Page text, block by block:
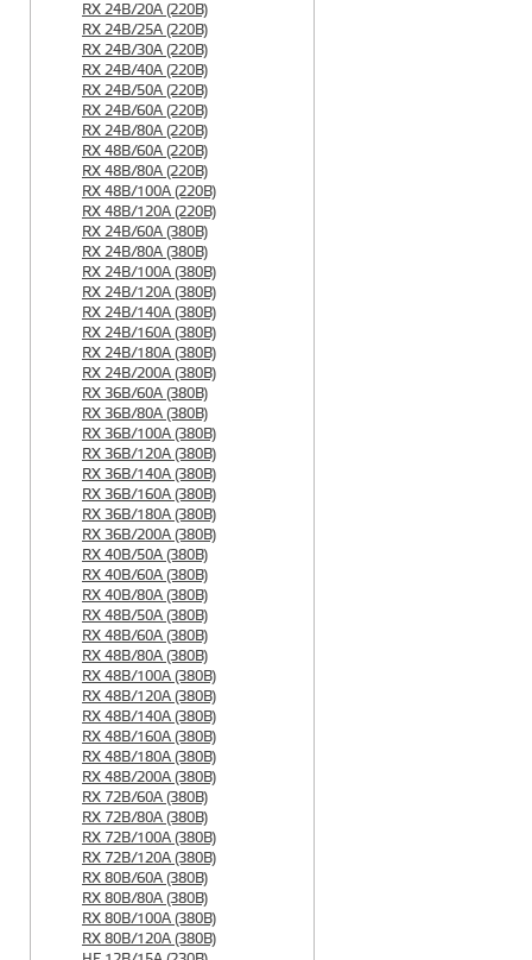
RX 24B/20A (220B)
RX 24B/25A (220B)
RX 24B/30A (220B)
RX 24B/40A (220B)
RX 24B/50A (220B)
RX 24B/60A (220B)
RX 24B/80A (220B)
RX 48B/60A (220B)
RX 48B/80A (220B)
RX 48B/100A (220B)
RX 48B/120A (220B)
RX 24B/60A (380B)
RX 24B/80A (380B)
RX 24B/100A (380B)
RX 24B/120A (380B)
RX 24B/140A (380B)
RX 24B/160A (380B)
RX 24B/180A (380B)
RX 24B/200A (380B)
RX 36B/60A (380B)
RX 36B/80A (380B)
RX 36B/100A (380B)
RX 36B/120A (380B)
RX 36B/140A (380B)
RX 36B/160A (380B)
RX 36B/180A (380B)
RX 36B/200A (380B)
RX 40B/50A (380B)
RX 40B/60A (380B)
RX 40B/80A (380B)
RX 48B/50A (380B)
RX 48B/60A (380B)
RX 48B/80A (380B)
RX 48B/100A (380B)
RX 48B/120A (380B)
RX 48B/140A (380B)
RX 48B/160A (380B)
RX 48B/180A (380B)
RX 48B/200A (380B)
RX 72B/60A (380B)
RX 72B/80A (380B)
RX 72B/100A (380B)
RX 72B/120A (380B)
RX 80B/60A (380B)
RX 80B/80A (380B)
RX 80B/100A (380B)
RX 80B/120A (380B)